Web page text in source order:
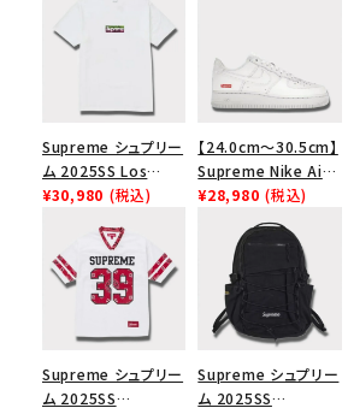
Supreme シュプリー
ム 2025SS Los
Angeles Fire Relief
イヤーリリーフボック
スロゴTシャツ ホワ
イト 白
¥30,980 (税込)
【24.0cm～30.5cm】
Supreme Nike Air
Force 1 Low シュプ
リーム ナイキエアフォ
ース１スニーカー シ
ューズ ホワイト
¥28,980 (税込)
Supreme シュプリー
ム 2025SS
Supreme シュプリー
ム 2025SS